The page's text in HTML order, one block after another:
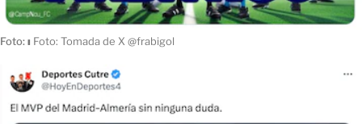
Foto:ı Foto: Tomada de X @frabigol